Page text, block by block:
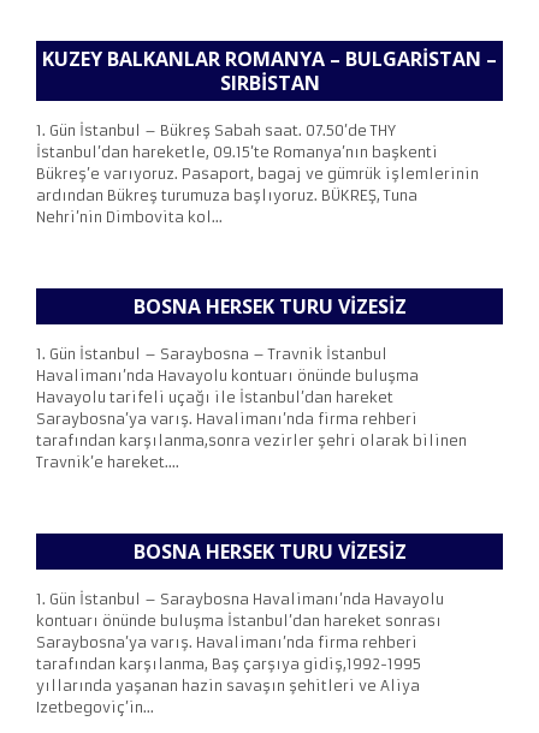
KUZEY BALKANLAR ROMANYA – BULGARISTAN –
SIRBISTAN
1. Gün İstanbul – Bükreş Sabah saat. 07.50’de THY
İstanbul’dan hareketle, 09.15’te Romanya’nın başkenti
Bükreş’e varıyoruz. Pasaport, bagaj ve gümrük işlemlerinin
ardından Bükreş turumuza başlıyoruz. BÜKREŞ, Tuna
Nehri’nin Dimbovita kol...
BOSNA HERSEK TURU VIZESIZ
1. Gün İstanbul – Saraybosna – Travnik İstanbul
Havalimanı’nda Havayolu kontuarı önünde buluşma
Havayolu tarifeli uçağı ile İstanbul’dan hareket
Saraybosna’ya varış. Havalimanı’nda firma rehberi
tarafından karşılanma,sonra vezirler şehri olarak bilinen
Travnik’e hareket....
BOSNA HERSEK TURU VIZESIZ
1. Gün İstanbul – Saraybosna Havalimanı’nda Havayolu
kontuarı önünde buluşma İstanbul’dan hareket sonrası
Saraybosna’ya varış. Havalimanı’nda firma rehberi
tarafından karşılanma, Baş çarşıya gidiş,1992-1995
yıllarında yaşanan hazin savaşın şehitleri ve Aliya
Izetbegoviç’in...